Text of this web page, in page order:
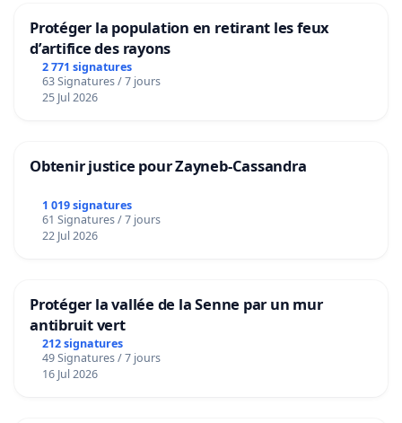
Protéger la population en retirant les feux
d’artifice des rayons
2 771 signatures
63 Signatures / 7 jours
25 Jul 2026
Obtenir justice pour Zayneb-Cassandra
1 019 signatures
61 Signatures / 7 jours
22 Jul 2026
Protéger la vallée de la Senne par un mur
antibruit vert
212 signatures
49 Signatures / 7 jours
16 Jul 2026